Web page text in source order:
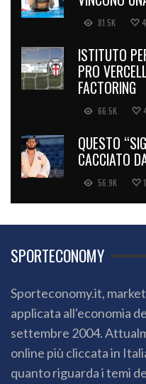
81.5K
ISTITUTO
PRO
FACTORING
66.5K
QUESTO
CACCIATO
56.9K
SPORTECONOMY
Sporteconomy.it,
applicata all'economia
settembre 2004.
online più cliccata in
quanto riguarda i temi